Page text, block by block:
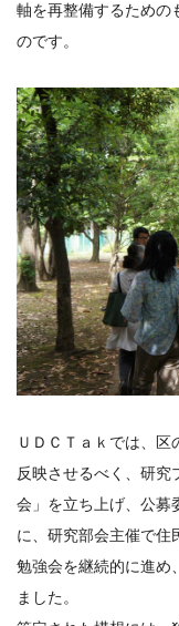
軸を再整備するための
のです。
ＵＤＣＴａｋでは、区
反映させるべく、研究
会」を立ち上げ、公募
に、研究部会主催で住
勉強会を継続的に進め
ました。